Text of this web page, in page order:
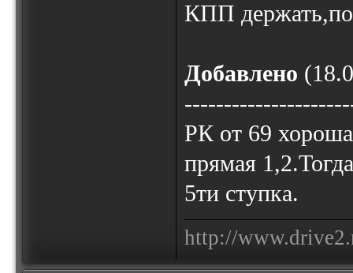
КПП
Добавлено
РК от 69
прямая
5ти ступка.
http://